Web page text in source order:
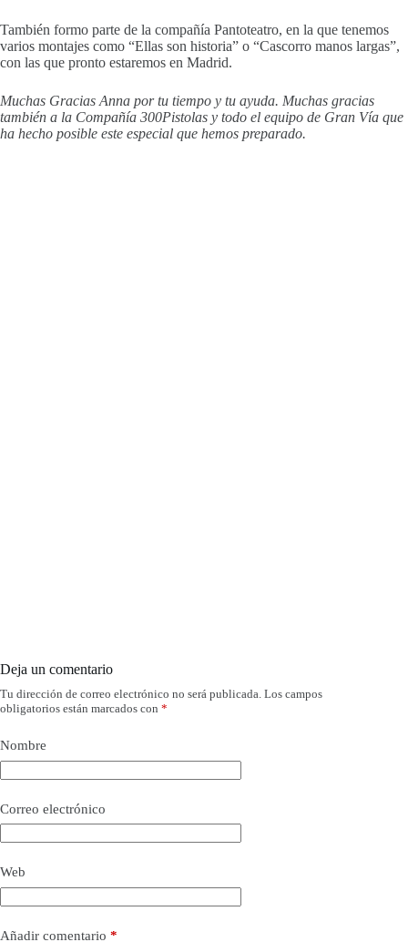
También formo parte de la compañía Pantoteatro, en la que tenemos
varios montajes como “Ellas son historia” o “Cascorro manos largas”,
con las que pronto estaremos en Madrid.
Muchas Gracias Anna por tu tiempo y tu ayuda. Muchas gracias
también a la Compañía 300Pistolas y todo el equipo de Gran Vía que
ha hecho posible este especial que hemos preparado.
Deja un comentario
Tu dirección de correo electrónico no será publicada. Los campos
obligatorios están marcados con *
Nombre
Correo electrónico
Web
Añadir comentario *